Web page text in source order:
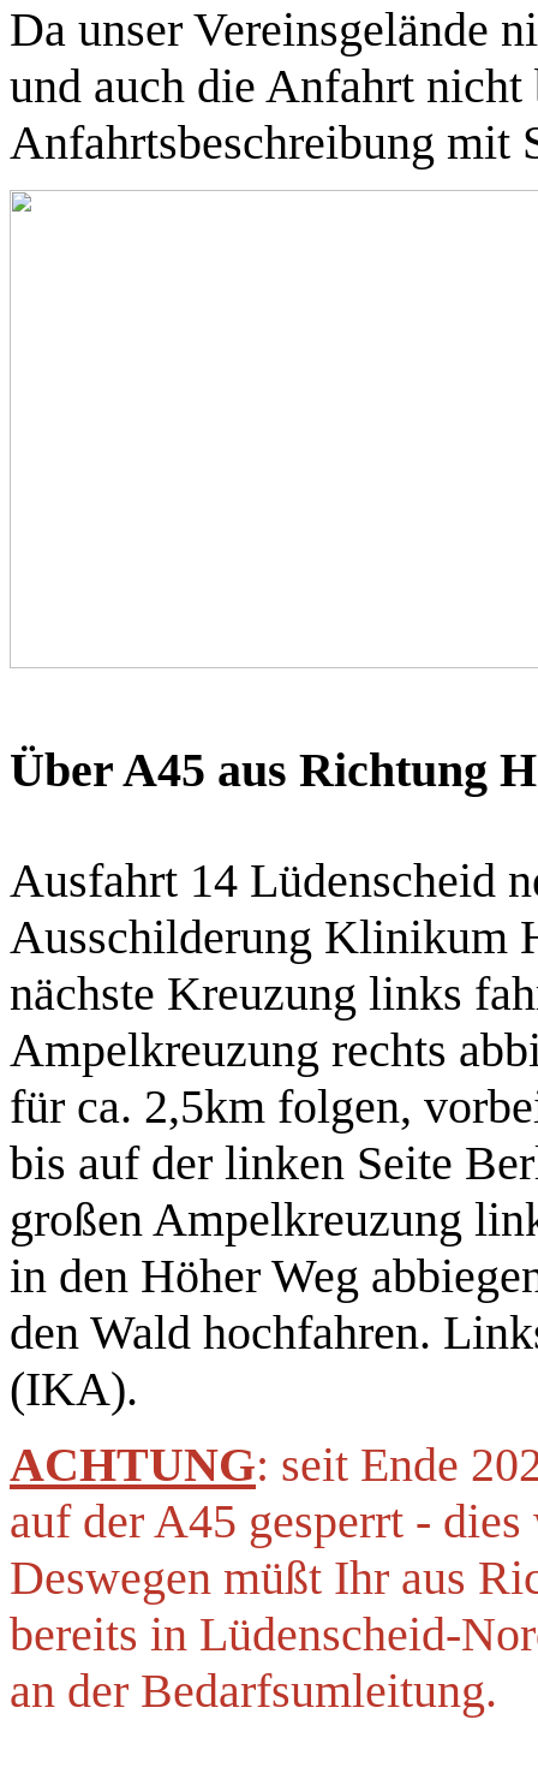
Da unser Vereinsgelände
und auch die Anfahrt
Anfahrtsbeschreibung mit
Über A45 aus Richtung
Ausfahrt 14 Lüdenscheid
Ausschilderung Klinikum
nächste Kreuzung links
Ampelkreuzung rechts
für ca. 2,5km folgen,
bis auf der linken Seite
großen Ampelkreuzung
in den Höher Weg
den Wald hochfahren.
(IKA).
ACHTUNG: seit Ende
auf der A45 gesperrt -
Deswegen müßt Ihr aus
bereits in Lüdenscheid-
an der Bedarfsumleitung.